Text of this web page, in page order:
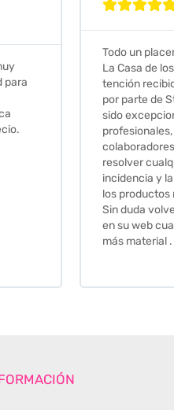
La
ha

Excelente
muy
sus clientes,
recomiendo.